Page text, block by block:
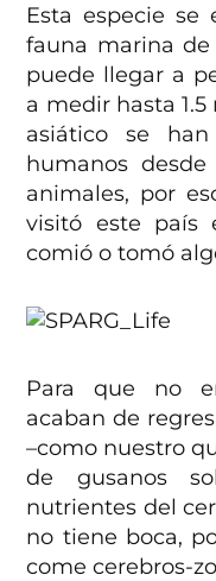
Esta especie se
fauna marina
puede llegar a
a medir hasta
asiático se
humanos
animales, por
visitó este país
comió o tomó
Para que no
acaban de
–como nuestro
de gusanos
nutrientes del
no tiene boca,
come cerebros-